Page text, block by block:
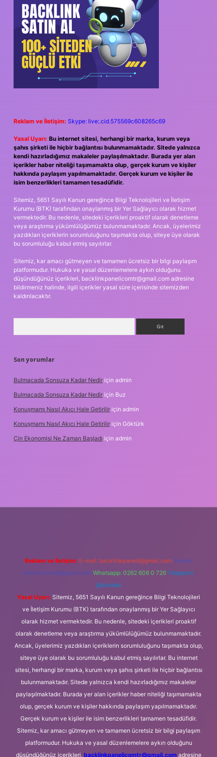
Reklam ve İletişim: Skype: live:.cid.575569c608265c69
Yasal Uyarı: Bu internet sitesi, herhangi bir marka, kurum veya
şahıs şirketi ile hiçbir bağlantısı bulunmamaktadır. Sitede yalnızca
kendi hazırladığımız makaleler paylaşılmaktadır. Burada yer alan
içerikler haber niteliği taşımamakta olup, gerçek kurum ve kişiler
hakkında paylaşım yapılmamaktadır. Gerçek kurum ve kişiler ile
isim benzerlikleri tamamen tesadüfidir.
Sitemiz, 5651 Sayılı Kanun gereğince Bilgi Teknolojileri ve İletişim
Kurumu (BTK) tarafından onaylanmış bir Yer Sağlayıcı olarak hizmet
vermektedir. Bu nedenle, sitedeki içerikleri proaktif olarak denetleme
veya araştırma yükümlülüğümüz bulunmamaktadır. Ancak, üyelerimiz
yazdıkları içeriklerin sorumluluğunu taşımakta olup, siteye üye olarak
bu sorumluluğu kabul etmiş sayılırlar.
Sitemiz, kar amacı gütmeyen ve tamamen ücretsiz bir bilgi paylaşım
platformudur. Hukuka ve yasal düzenlemelere aykırı olduğunu
düşündüğünüz içerikleri, backlinkpanelicomtr@gmail.com adresine
bildirmeniz halinde, ilgili içerikler yasal süre içerisinde sitemizden
kaldırılacaktır.
Son yorumlar
Bulmacada Sonsuza Kadar Nedir için admin
Bulmacada Sonsuza Kadar Nedir için Buz
Konuşmamı Nasıl Akıcı Hale Getirilir için admin
Konuşmamı Nasıl Akıcı Hale Getirilir için Göktürk
Çin Ekonomisi Ne Zaman Başladı için admin
Reklam ve İletişim: E-mail: backlinkpaneli@gmail.com Teams:
forumhizmeti@gmail.com Whatsapp: 0262 606 0 726 Telegram:
@karabul
Yasal Uyarı: Sitemiz, 5651 Sayılı Kanun gereğince Bilgi Teknolojileri
ve İletişim Kurumu (BTK) tarafından onaylanmış bir Yer Sağlayıcı
olarak hizmet vermektedir. Bu nedenle, sitedeki içerikleri proaktif
olarak denetleme veya araştırma yükümlülüğümüz bulunmamaktadır.
Ancak, üyelerimiz yazdıkları içeriklerin sorumluluğunu taşımakta olup,
siteye üye olarak bu sorumluluğu kabul etmiş sayılırlar. Bu internet
sitesi, herhangi bir marka, kurum veya şahıs şirketi ile hiçbir bağlantısı
bulunmamaktadır. Sitede yalnızca kendi hazırladığımız makaleler
paylaşılmaktadır. Burada yer alan içerikler haber niteliği taşımamakta
olup, gerçek kurum ve kişiler hakkında paylaşım yapılmamaktadır.
Gerçek kurum ve kişiler ile isim benzerlikleri tamamen tesadüfidir.
Sitemiz, kar amacı gütmeyen ve tamamen ücretsiz bir bilgi paylaşım
platformudur. Hukuka ve yasal düzenlemelere aykırı olduğunu
düşündüğünüz içerikleri, backlinkpanelicomtr@gmail.comadresine